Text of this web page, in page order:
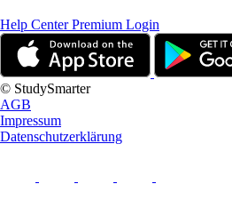
Help CenterPremium Login
© StudySmarter
AGB
Impressum
Datenschutzerklärung